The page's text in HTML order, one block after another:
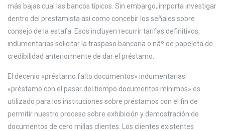
más bajas cual las bancos tí­picos. Sin embargo, importa investigar
dentro del prestamista así­ como concebir los señales sobre
consejo de la estafa. Esos incluyen recurrir tarifas definitivos,
indumentarias solicitar la traspaso bancaria o nâº de papeleta de
credibilidad anteriormente de dar el préstamo.
El decenio «préstamo falto documentos» indumentarias
«préstamo con el pasar del tiempo documentos mínimos» es
utilizado para los instituciones sobre préstamos con el fin de
permitir nuestro proceso sobre exhibición y demostración de
documentos de cero millas clientes. Los clientes existentes